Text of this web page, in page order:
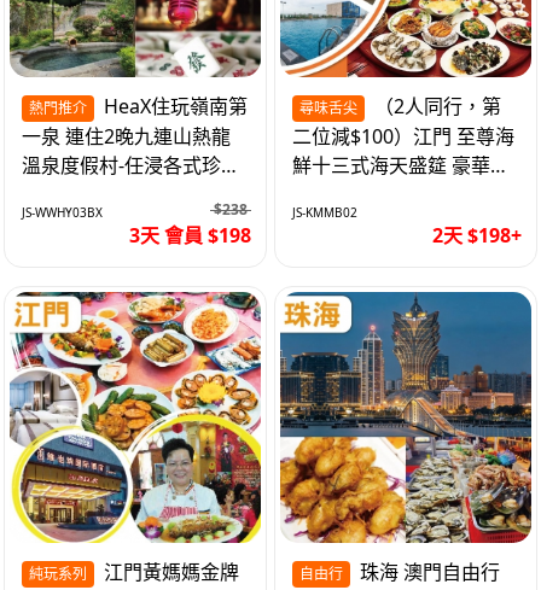
熱門推介
一泉 連住2晚九連山熱龍
溫泉度假村-任浸各式珍稀
JS-WWHY03BX $238
3天 會員 $198
尋味舌尖
二位減$100）江門 至尊海
鮮十三式海天盛筵 豪華三
2天
JS-KMMB02
2天 $198+
純玩系列 自由行